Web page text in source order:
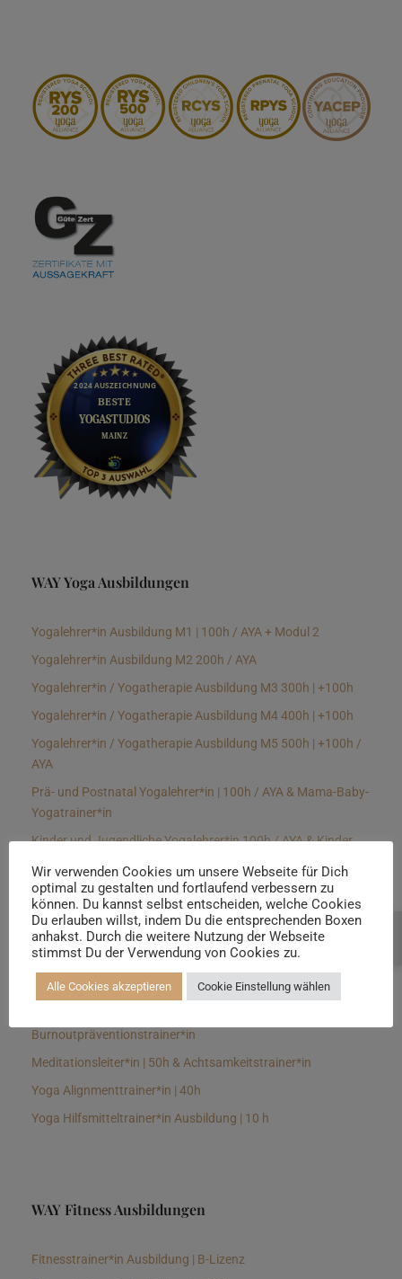
WAY Yoga Ausbildungen
Yogalehrer*in Ausbildung M1 | 100h / AYA + Modul 2
Yogalehrer*in Ausbildung M2 200h / AYA
Yogalehrer*in / Yogatherapie Ausbildung M3 300h | +100h
Yogalehrer*in / Yogatherapie Ausbildung M4 400h | +100h
Yogalehrer*in / Yogatherapie Ausbildung M5 500h | +100h /
AYA
Prä- und Postnatal Yogalehrer*in | 100h / AYA & Mama-Baby-
Yogatrainer*in
Kinder und Jugendliche Yogalehrer*in 100h / AYA & Kinder
Yin Yogalehrer*in | 100 h & Faszientrainer*in
Hormon Yogalehrer*in / Yogatherapeut*in &
Stressmanagementtrainer*in | 70h
Longevitytrainer*in
Burnoutpräventionstrainer*in
Meditationsleiter*in | 50h & Achtsamkeitstrainer*in
Yoga Alignmenttrainer*in | 40h
Yoga Hilfsmitteltrainer*in Ausbildung | 10 h
WAY Fitness Ausbildungen
Fitnesstrainer*in Ausbildung | B-Lizenz
Wir verwenden Cookies um unsere Webseite für Dich
optimal zu gestalten und fortlaufend verbessern zu
können. Du kannst selbst entscheiden, welche Cookies
Du erlauben willst, indem Du die entsprechenden Boxen
anhakst. Durch die weitere Nutzung der Webseite
stimmst Du der Verwendung von Cookies zu.
Alle Cookies akzeptieren Cookie Einstellung wählen
Beratung buchen